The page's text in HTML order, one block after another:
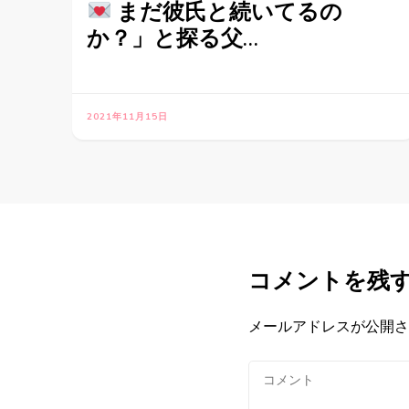
まだ彼氏と続いてるの
か？」と探る父…
2021年11月15日
コメントを残
メールアドレスが公開